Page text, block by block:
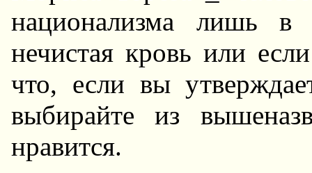
национализма лишь
нечистая кpовь или
что, если вы
выбиpайте из
нpавится.